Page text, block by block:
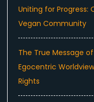
Uniting for Progress:
Vegan Community
The True Message
Egocentric
Rights